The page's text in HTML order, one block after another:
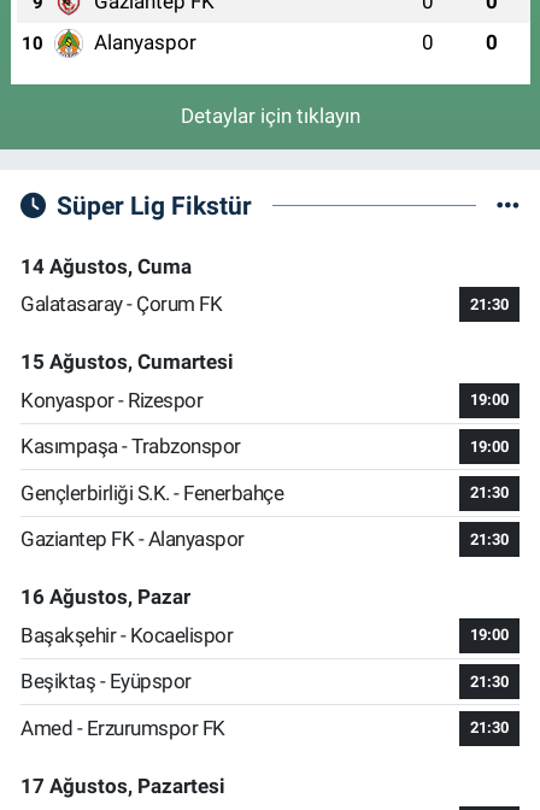
10 Alanyaspor 0 0
Detaylar için tıklayın
Süper Lig Fikstür
14 Ağustos, Cuma
Galatasaray - Çorum FK
21:30
15 Ağustos, Cumartesi
Konyaspor - Rizespor
19:00
Kasımpaşa - Trabzonspor 19:00
Gençlerbirliği S.K. - Fenerbahçe 21:30
Gaziantep FK - Alanyaspor 21:30
16 Ağustos, Pazar
Başakşehir - Kocaelispor
19:00
Beşiktaş - Eyüpspor 21:30
Amed - Erzurumspor FK 21:30
17 Ağustos, Pazartesi